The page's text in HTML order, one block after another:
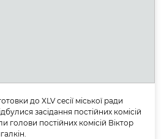
до XLV сесії міської ради
засідання постійних комісій
голови постійних комісій Віктор